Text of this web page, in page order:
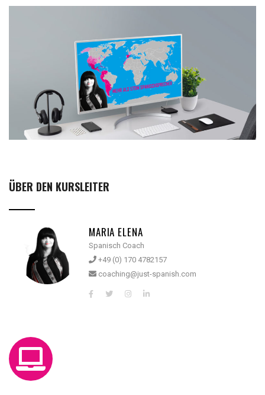
ÜBER DEN KURSLEITER
MARIA ELENA
Spanisch Coach
+49 (0) 170 4782157
coaching@just-spanish.com